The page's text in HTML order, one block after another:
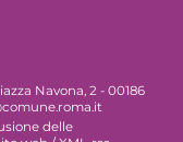
Navona, 2 - 00186
delle